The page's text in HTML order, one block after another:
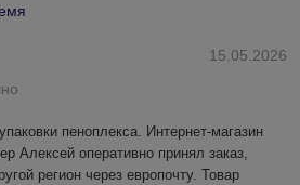
и производственные
и фасады зданий
старых поверхностей
15.05.2026
пеноплекса. Интернет-магазин
Алексей оперативно принял заказ,
регион через европочту. Товар